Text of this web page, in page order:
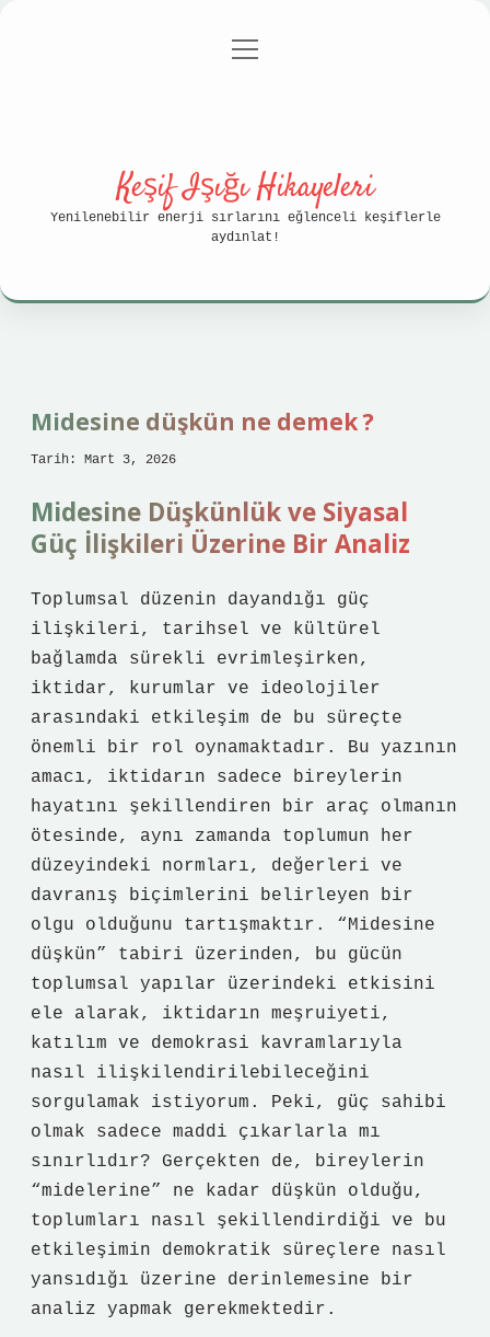
Gizlilik Politikası
menüyü
Keşif Işığı Hikayeleri
Yenilenebilir enerji sırlarını eğlenceli keşiflerle
aydınlat!
Midesine düşkün ne demek ?
Tarih: Mart 3, 2026
Midesine Düşkünlük ve Siyasal
Güç İlişkileri Üzerine Bir Analiz
Toplumsal düzenin dayandığı güç
ilişkileri, tarihsel ve kültürel
bağlamda sürekli evrimleşirken,
iktidar, kurumlar ve ideolojiler
arasındaki etkileşim de bu süreçte
önemli bir rol oynamaktadır. Bu yazının
amacı, iktidarın sadece bireylerin
hayatını şekillendiren bir araç olmanın
ötesinde, aynı zamanda toplumun her
düzeyindeki normları, değerleri ve
davranış biçimlerini belirleyen bir
olgu olduğunu tartışmaktır. “Midesine
düşkün” tabiri üzerinden, bu gücün
toplumsal yapılar üzerindeki etkisini
ele alarak, iktidarın meşruiyeti,
katılım ve demokrasi kavramlarıyla
nasıl ilişkilendirilebileceğini
sorgulamak istiyorum. Peki, güç sahibi
olmak sadece maddi çıkarlarla mı
sınırlıdır? Gerçekten de, bireylerin
“midelerine” ne kadar düşkün olduğu,
toplumları nasıl şekillendirdiği ve bu
etkileşimin demokratik süreçlere nasıl
yansıdığı üzerine derinlemesine bir
analiz yapmak gerekmektedir.